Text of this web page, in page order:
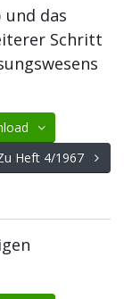
das
Schritt
Heft 4/1967